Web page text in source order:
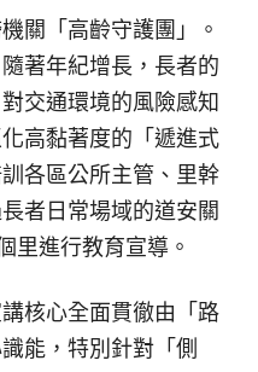
關「高齡守護團」。
著年紀增長，長者的
交通環境的風險感知
高黏著度的「遞進式
各區公所主管、里幹
者日常場域的道安關
里進行教育宣導。
核心全面貫徹由「路
能，特別針對「側